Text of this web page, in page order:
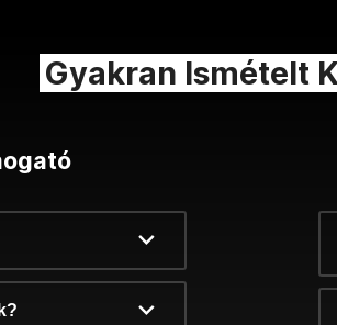
Gyakran Ismételt